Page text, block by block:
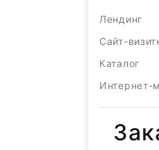
Лендинг
Сайт-
Каталог
Интернет-